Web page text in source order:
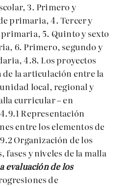
3. Primero y
primaria, 4. Tercer y
5. Quinto y sexto
6. Primero, segundo y
4.8. Los proyectos
la articulación entre la
local, regional y
curricular – en
Representación
entre los elementos de
Organización de los
fases y niveles de la malla
evaluación de los
de